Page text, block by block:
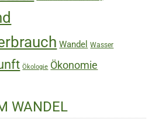
Wandel Wasser
Ökologie Ökonomie
WANDEL